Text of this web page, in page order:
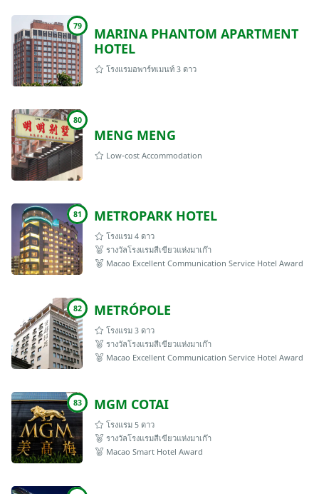
79
MARINA PHANTOM APARTMENT
HOTEL
โรงแรมอพาร์ทเมนท์ 3 ดาว
80
MENG MENG
Low-cost Accommodation
81 METROPARK HOTEL
โรงแรม 4 ดาว
รางวัลโรงแรมสีเขียวแห่งมาเก๊า
Macao Excellent Communication Service Hotel Award
82 METRÓPOLE
โรงแรม 3 ดาว
รางวัลโรงแรมสีเขียวแห่งมาเก๊า
Macao Excellent Communication Service Hotel Award
83 MGM COTAI
โรงแรม 5 ดาว
รางวัลโรงแรมสีเขียวแห่งมาเก๊า
Macao Smart Hotel Award